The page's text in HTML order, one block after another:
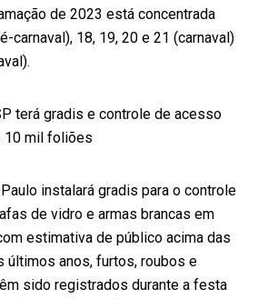
de 2023 está concentrada
carnaval), 18, 19, 20 e 21 (carnaval)
terá gradis e controle de acesso
10 mil foliões
instalará gradis para o controle
de vidro e armas brancas em
estimativa de público acima das
últimos anos, furtos, roubos e
sido registrados durante a festa